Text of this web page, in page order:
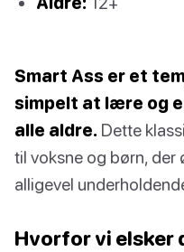
Smart Ass er et
simpelt at lære og
alle aldre. Dette
til voksne og børn, der
alligevel
Hvorfor vi elsker